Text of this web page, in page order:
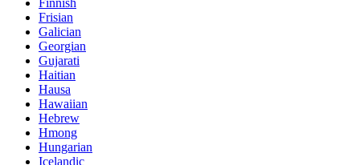
Finnish
Frisian
Galician
Georgian
Gujarati
Haitian
Hausa
Hawaiian
Hebrew
Hmong
Hungarian
Icelandic